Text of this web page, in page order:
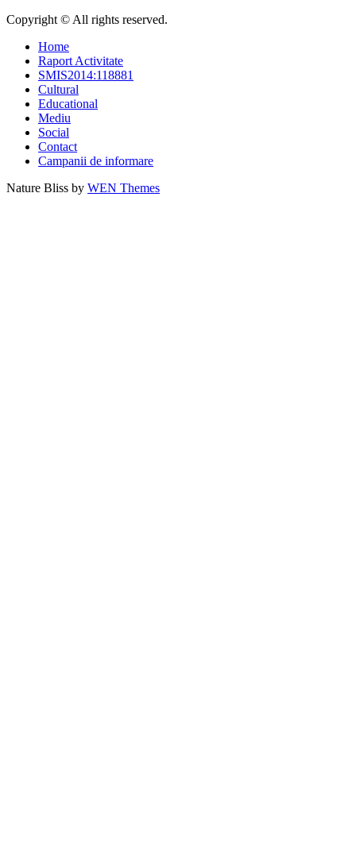
Copyright © All rights reserved.
Home
Raport Activitate
SMIS2014:118881
Cultural
Educational
Mediu
Social
Contact
Campanii de informare
Nature Bliss by WEN Themes